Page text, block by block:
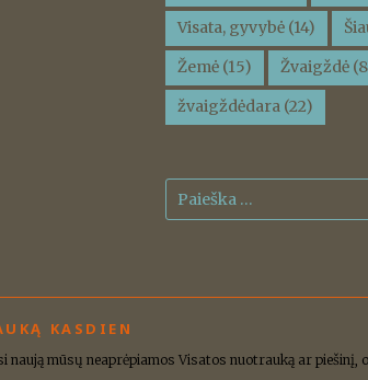
Visata, gyvybė(14)
Žemė(15) Žvaigždė
žvaigždėdara(22)
Ieškoti:
KASDIEN
naują mūsų neaprėpiamos Visatos nuotrauką ar